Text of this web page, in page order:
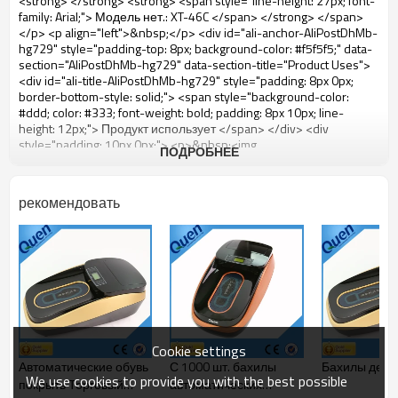
ПОДРОБНЕЕ
рекомендовать
Автоматические обувь
покрыть Торговый
С 1000 шт. бахилы
автоматических
Бахилы
Cookie settings
We use cookies to provide you with the best possible